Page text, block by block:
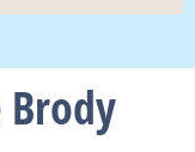
Brody